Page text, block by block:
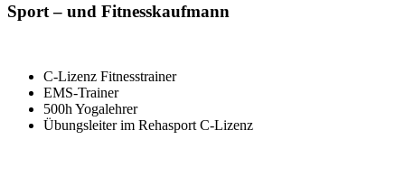
Sport – und Fitnesskaufmann
C-Lizenz Fitnesstrainer
EMS-Trainer
500h Yogalehrer
Übungsleiter im Rehasport C-Lizenz